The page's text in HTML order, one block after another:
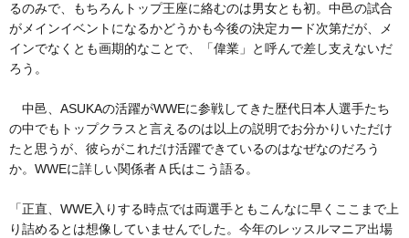
るのみで、もちろんトップ王座に絡むのは男女とも初。中邑の試合
がメインイベントになるかどうかも今後の決定カード次第だが、メ
インでなくとも画期的なことで、「偉業」と呼んで差し支えないだ
ろう。
中邑、ASUKAの活躍がWWEに参戦してきた歴代日本人選手たち
の中でもトップクラスと言えるのは以上の説明でお分かりいただけ
たと思うが、彼らがこれだけ活躍できているのはなぜなのだろう
か。WWEに詳しい関係者Ａ氏はこう語る。
「正直、WWE入りする時点では両選手ともこんなに早くここまで上
り詰めるとは想像していませんでした。今年のレッスルマニア出場